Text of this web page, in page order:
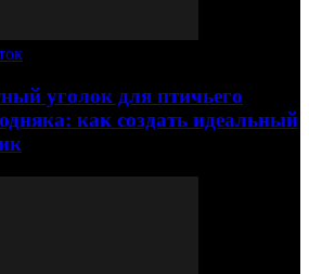
уголок для птичьего
как создать идеальный